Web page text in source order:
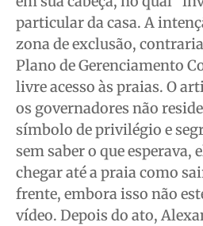
particular da casa. A
zona de exclusão,
Plano de Gerenciamento
livre acesso às praias. O
os governadores não
símbolo de privilégio e
sem saber o que esperava,
chegar até a praia como
frente, embora isso não
vídeo. Depois do ato,